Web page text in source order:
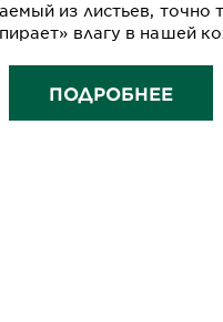
из листьев, точно
влагу в нашей
ПОДРОБНЕЕ